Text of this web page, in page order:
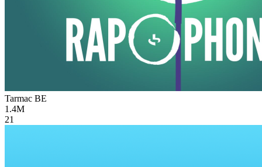
Tarmac BE
1.4M
21